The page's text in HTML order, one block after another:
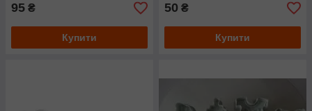
95 ₴
Купити
50 ₴
Купити